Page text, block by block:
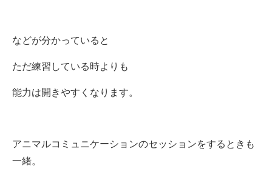
などが分かっていると
ただ練習している時よりも
能力は開きやすくなります。
アニマルコミュニケーションのセッションをするときも
一緒。